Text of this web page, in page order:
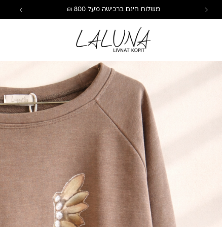
משלוח חינם ברכישה מעל 800 ₪